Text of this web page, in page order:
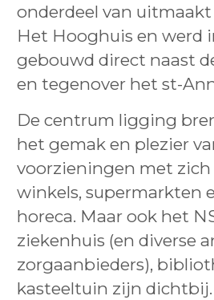
onderdeel van uitmaakt
Het Hooghuis en werd
gebouwd direct naast
en tegenover het st-
De centrum ligging
het gemak en plezier
voorzieningen met zich
winkels, supermarkten
horeca. Maar ook het
ziekenhuis (en diverse
zorgaanbieders),
kasteeltuin zijn dichtbij.